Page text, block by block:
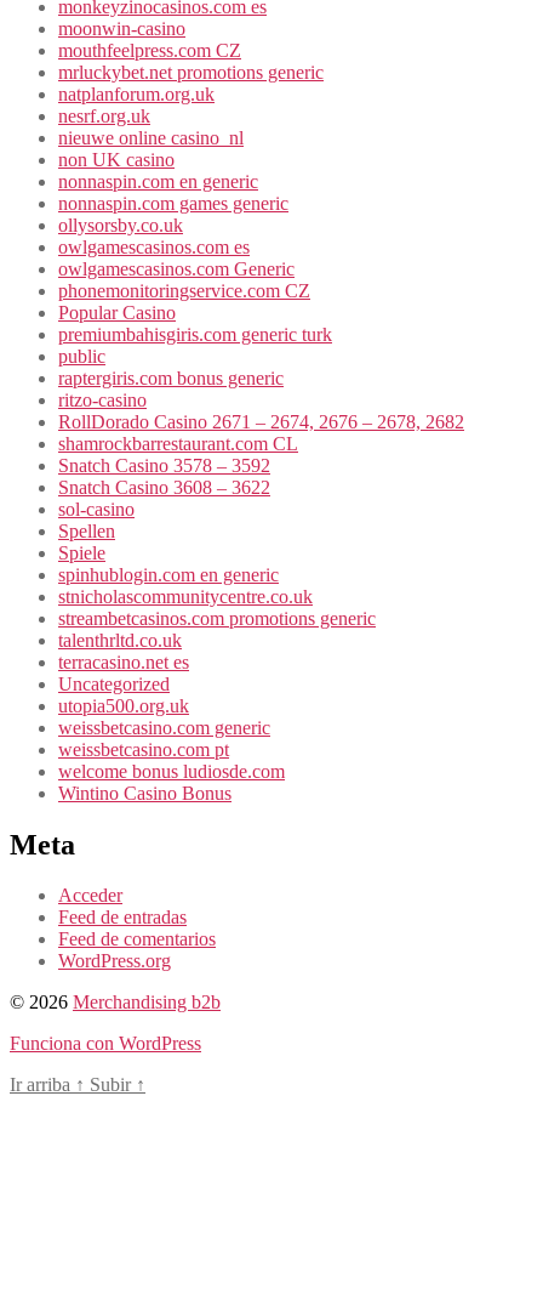
monkeyzinocasinos.com es
moonwin-casino
mouthfeelpress.com CZ
mrluckybet.net promotions generic
natplanforum.org.uk
nesrf.org.uk
nieuwe online casino_nl
non UK casino
nonnaspin.com en generic
nonnaspin.com games generic
ollysorsby.co.uk
owlgamescasinos.com es
owlgamescasinos.com Generic
phonemonitoringservice.com CZ
Popular Casino
premiumbahisgiris.com generic turk
public
raptergiris.com bonus generic
ritzo-casino
RollDorado Casino 2671 – 2674, 2676 – 2678, 2682
shamrockbarrestaurant.com CL
Snatch Casino 3578 – 3592
Snatch Casino 3608 – 3622
sol-casino
Spellen
Spiele
spinhublogin.com en generic
stnicholascommunitycentre.co.uk
streambetcasinos.com promotions generic
talenthrltd.co.uk
terracasino.net es
Uncategorized
utopia500.org.uk
weissbetcasino.com generic
weissbetcasino.com pt
welcome bonus ludiosde.com
Wintino Casino Bonus
Meta
Acceder
Feed de entradas
Feed de comentarios
WordPress.org
© 2026 Merchandising b2b
Funciona con WordPress
Ir arriba ↑ Subir ↑